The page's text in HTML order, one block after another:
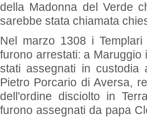
della Madonna del Verde
sarebbe stata chiamata
Nel marzo 1308 i
furono arrestati: a
stati assegnati in custodia
Pietro Porcario di Aversa,
dell'ordine disciolto in
furono assegnati da papa